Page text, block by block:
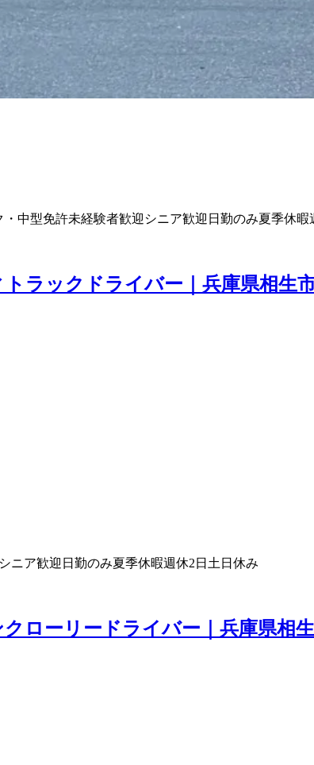
・中型免許未経験者歓迎 シニア歓迎 日勤のみ夏季休暇
トラックドライバー｜兵庫県相生
シニア歓迎 日勤のみ夏季休暇週休2日 土日休み
クローリードライバー｜兵庫県相